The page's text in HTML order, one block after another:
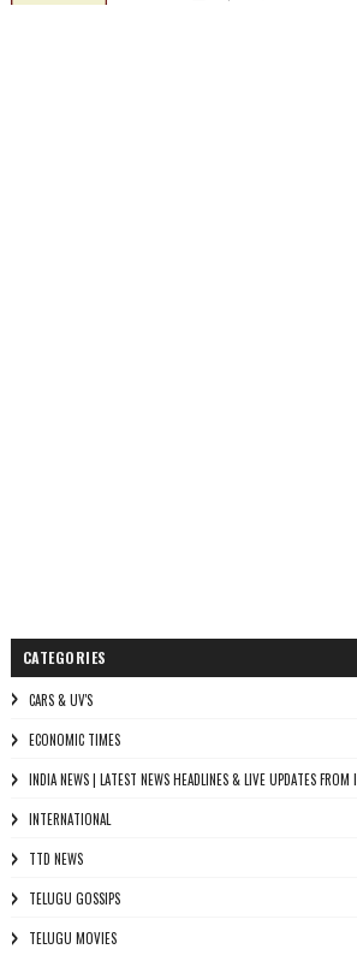
CATEGORIES
CARS & UV'S
ECONOMIC TIMES
INDIA NEWS | LATEST NEWS HEADLINES & LIVE UPDATES
INTERNATIONAL
TTD NEWS
TELUGU GOSSIPS
TELUGU MOVIES